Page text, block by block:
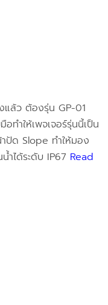
แล้ว ต้องรุ่น GP-01
ทำให้เพจเจอร์รุ่นนี้เป็น
ปัด Slope ทำให้มอง
ำได้ระดับ IP67 Read